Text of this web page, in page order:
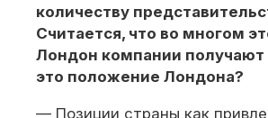
количеству
Считается, что во многом
Лондон компании получают
это положение Лондона?
— Позиции страны как